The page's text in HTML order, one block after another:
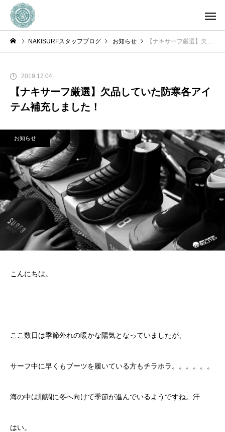
NAKISURFスタッフブログ お知らせ 【ナキサーフ厳選】欠品していた防寒各アイテム補充しました！
2019.12.04
【ナキサーフ厳選】欠品していた防寒各アイ
テム補充しました！
お知らせ
こんにちは。
ここ数日は季節外れの暖かな陽気となっていましたが、
サーフ中に早くもブーツを履いている方もチラホラ。。。。。。
海の中は順調に冬へ向けて季節が進んでいるようですね。汗
はい。